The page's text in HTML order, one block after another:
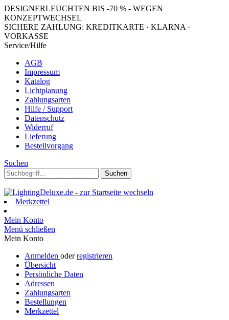
DESIGNERLEUCHTEN BIS -70 % - WEGEN
KONZEPTWECHSEL
SICHERE ZAHLUNG: KREDITKARTE · KLARNA ·
VORKASSE
Service/Hilfe
AGB
Impressum
Katalog
Lichtplanung
Zahlungsarten
Hilfe / Support
Datenschutz
Widerruf
Lieferung
Bestellvorgang
Suchen
Suchen
Merkzettel
Mein Konto
Menü schließen
Mein Konto
Anmelden oderregistrieren
Übersicht
Persönliche Daten
Adressen
Zahlungsarten
Bestellungen
Merkzettel